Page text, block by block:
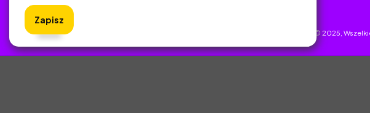
ZlotyNauczyciel.pl © 2025,
Zapisz